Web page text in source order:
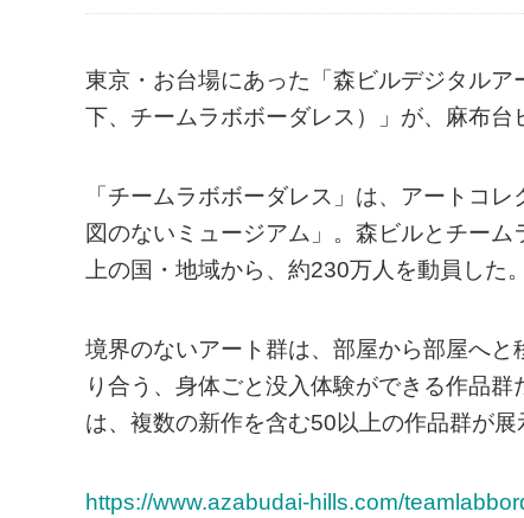
東京・お台場にあった「森ビルデジタル
下、チームラボボーダレス）」が、麻布台
「チームラボボーダレス」は、アートコ
図のないミュージアム」。森ビルとチー
上の国・地域から、約230万人を動員した。
境界のないアート群は、部屋から部屋へ
り合う、身体ごと没入体験ができる作品
は、複数の新作を含む50以上の作品群が展
https://www.azabudai-hills.com/